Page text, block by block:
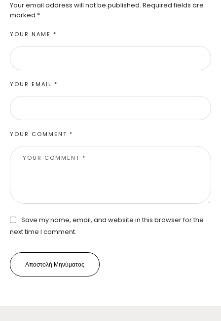
Your email address will not be published. Required fields are
marked *
YOUR COMMENT *
YOUR NAME *
YOUR EMAIL *
Save my name, email, and website in this browser for the
next time I comment.
Αποστολή Μηνύματος